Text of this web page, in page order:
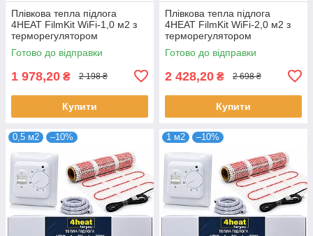
Плівкова тепла підлога
4HEAT FilmKit WiFi-1,0 м2 з
терморегулятором
Готово до відправки
1 978,20 ₴ 2 198 ₴
Купити
Плівкова тепла підлога
4HEAT FilmKit WiFi-2,0 м2 з
терморегулятором
Готово до відправки
2 428,20 ₴ 2 698 ₴
Купити
0,5 м2 –10% 1 м2 –10%